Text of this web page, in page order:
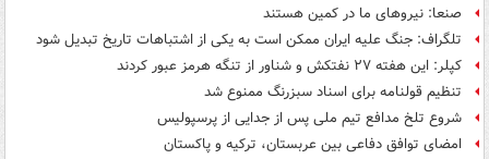
صنعا: نیروهای ما در کمین‌ هستند
تلگراف: جنگ علیه ایران ممکن است به یکی از اشتباهات تاریخ تبدیل شود
کپلر: این هفته ۲۷ نفتکش و شناور از تنگه هرمز عبور کردند
تنظیم قولنامه برای اسناد سبزرنگ ممنوع شد
شروع تلخ مدافع تیم ملی پس از جدایی از پرسپولیس
امضای توافق دفاعی بین عربستان، ترکیه و پاکستان